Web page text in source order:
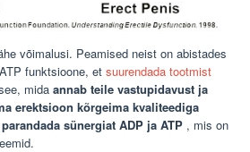
võimalusi. Peamised neist on abistades
funktsioone, et suurendada tootmist
mida annab teile vastupidavust ja
erektsioon kõrgeima kvaliteediga
parandada sünergiat ADP ja ATP , mis on